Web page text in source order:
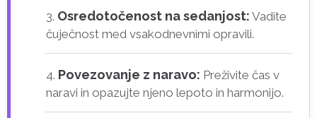
Osredotočenost na sedanjost: Vadite
čuječnost med vsakodnevnimi opravili.
Povezovanje z naravo: Preživite čas v
naravi in opazujte njeno lepoto in harmonijo.